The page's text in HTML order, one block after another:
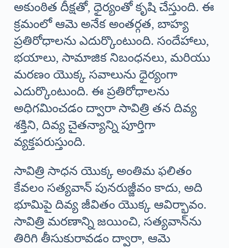
అకుంఠిత దీక్షతో, ధైర్యంతో కృషి చేస్తుంది. ఈ
క్రమంలో ఆమె అనేక అంతర్గత, బాహ్య
ప్రతిరోధాలను ఎదుర్కొంటుంది. సందేహాలు,
భయాలు, సామాజిక నిబంధనలు, మరియు
మరణం యొక్క సవాలును ధైర్యంగా
ఎదుర్కొంటుంది. ఈ ప్రతిరోధాలను
అధిగమించడం ద్వారా సావిత్రి తన దివ్య
శక్తిని, దివ్య చైతన్యాన్ని పూర్తిగా
వ్యక్తపరుస్తుంది.
సావిత్రి సాధన యొక్క అంతిమ ఫలితం
కేవలం సత్యవాన్ పునరుజ్జీవం కాదు, అది
భూమిపై దివ్య జీవితం యొక్క ఆవిర్భావం.
సావిత్రి మరణాన్ని జయించి, సత్యవాన్‌ను
తిరిగి తీసుకురావడం ద్వారా, ఆమె